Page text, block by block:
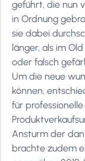
geführt, die nun
in Ordnung
sie dabei
länger, als im
oder falsch
Um die neue
können,
für
Ansturm der
brachte zudem